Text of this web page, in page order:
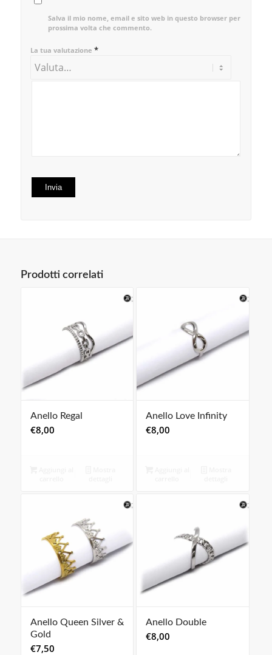
Salva il mio nome, email e sito web in questo browser per la
prossima volta che commento.
La tua valutazione *
Prodotti correlati
Anello Regal
€8,00
Anello Love Infinity
€8,00
Anello Queen Silver &
Gold
€7,50
Anello Double
€8,00